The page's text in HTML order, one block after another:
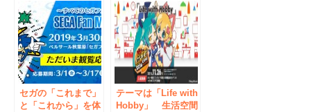
5月27日（土）11：
00～18：00 東京都
千代田区
AKIBA_SQUARE
フィギュアを多数展
示！
セガの「これまで」
と「これから」を体
テーマは「Life with
Hobby」 生活空間